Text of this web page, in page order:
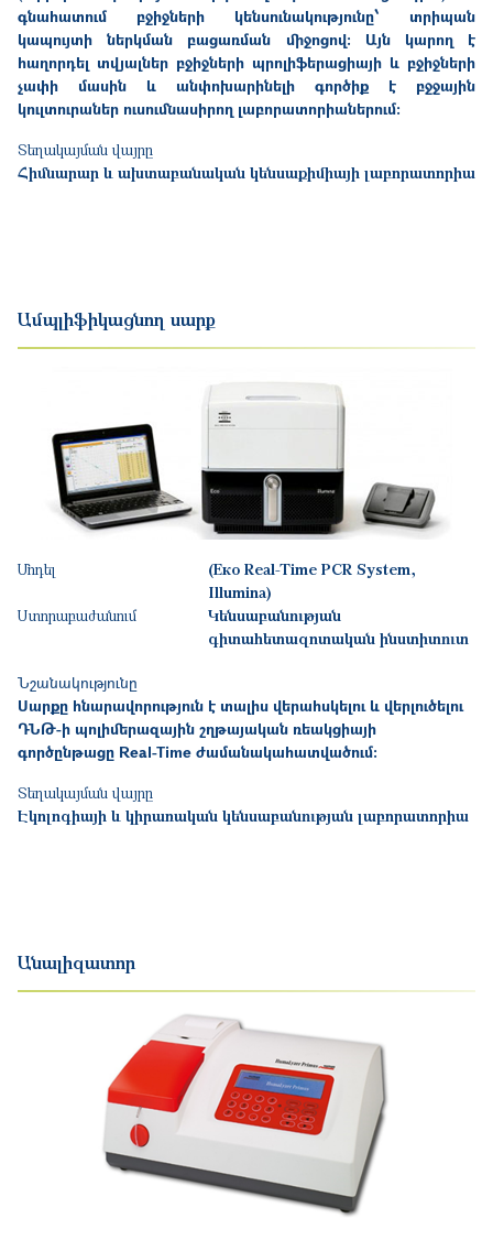
գնահատում բջիջների կենսունակությունը՝
տրիպան
կապույտի ներկման
բացառման միջոցով: Այն կարող է
հաղորդել տվյալներ բջիջների պրոլիֆերացիայի և բջիջների
չափի մասին և անփոխարինելի գործիք է բջջային
կուլտուրաներ ուսումնասիրող լաբորատորիաներում:
Տեղակայման վայրը
Հիմնարար և ախտաբանական կենսաքիմիայի լաբորատորիա
Ամպլիֆիկացնող սարք
Մոդել
(Еко Real-Time PCR System,
Illumina)
Ստորաբաժանում
Կենսաբանության
գիտահետազոտական ինստիտուտ
Նշանակությունը
Սարքը հնարավորություն է տալիս վերահսկելու և վերլուծելու
ԴՆԹ-ի պոլիմերազային շղթայական ռեակցիայի
գործընթացը Real-Time ժամանակահատվածում:
Տեղակայման վայրը
Էկոլոգիայի և կիրառական կենսաբանության լաբորատորիա
Անալիզատոր